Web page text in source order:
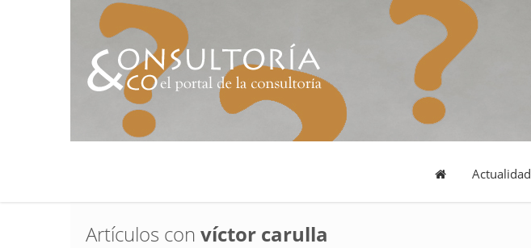
Actualidad
Artículos con víctor carulla